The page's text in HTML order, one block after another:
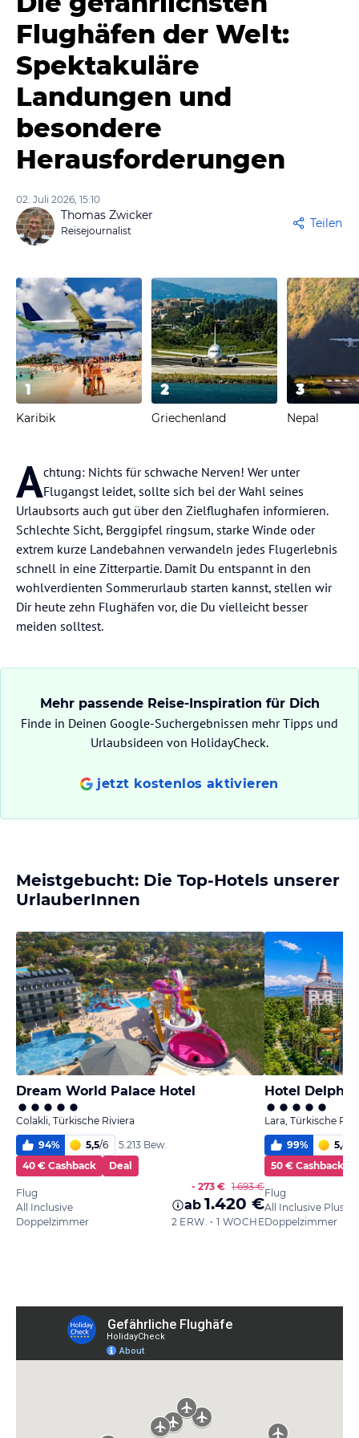
Flughäfen der Welt:
Spektakuläre
Landungen und
besondere
Herausforderungen
02. Juli 2026, 15:10
Thomas Zwicker
Reisejournalist
Teilen
1
Karibik
2
Griechenland
3
Nepal
Achtung: Nichts für schwache Nerven! Wer unter
Flugangst leidet, sollte sich bei der Wahl seines
Urlaubsorts auch gut über den Zielflughafen informieren.
Schlechte Sicht, Berggipfel ringsum, starke Winde oder
extrem kurze Landebahnen verwandeln jedes Flugerlebnis
schnell in eine Zitterpartie. Damit Du entspannt in den
wohlverdienten Sommerurlaub starten kannst, stellen wir
Dir heute zehn Flughäfen vor, die Du vielleicht besser
meiden solltest.
Mehr passende Reise-Inspiration für Dich
Finde in Deinen Google-Suchergebnissen mehr Tipps und
Urlaubsideen von HolidayCheck.
jetzt kostenlos aktivieren
Meistgebucht: Die Top-Hotels unserer
UrlauberInnen
Dream World Palace Hotel
Colakli, Türkische Riviera
94% 5,5/6
5.213 Bew.
40 € Cashback
Deal
Flug
All Inclusive
Doppelzimmer
- 273 € 1.693 €
ab 1.420 €
2 ERW. • 1 WOCHE
Hotel
Lara, Türkische
99% 5,8
50 € Cashback
Flug
All Inclusive Plus
Doppelzimmer